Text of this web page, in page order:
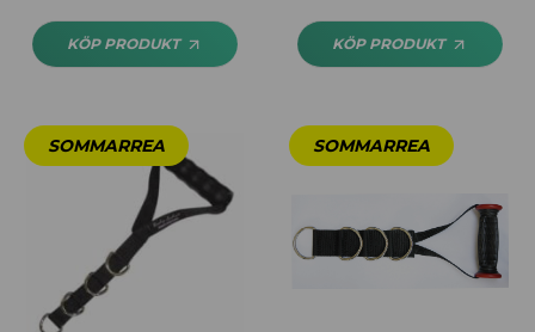
KÖP PRODUKT KÖP PRODUKT